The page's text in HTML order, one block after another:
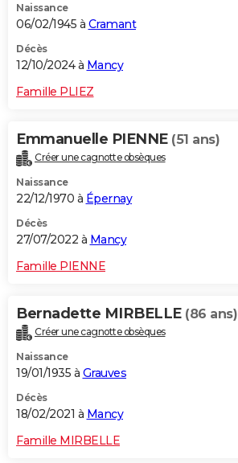
Destinations
City break
Voyage nature
Voyage de noces
Forum
Climat
+PHOTO
GUIDES D'ACHAT
Carte de Noël
Carte Bonne année
Carte Saint-Valentin
Carte Pâques
Carte d'anniversaire
DICTIONNAIRE
Dictionnaire
Biographies
Citations
Expressions
Proverbes
PROGRAMME TV
S'inscrire
Se connecter
Lycées
Collèges
Primaires
Universités
Entreprises
Service militaire
Avis de recherche
AVIS DE DÉCÈS
FORUM
Naissance
06/02/1945 à Cramant
Décès
12/10/2024 à Mancy
Famille PLIEZ
Emmanuelle PIENNE (51 ans)
Créer une cagnotte obsèques
Naissance
22/12/1970 à Épernay
Décès
27/07/2022 à Mancy
Famille PIENNE
Bernadette MIRBELLE (86 ans)
Créer une cagnotte obsèques
Naissance
19/01/1935 à Grauves
Décès
18/02/2021 à Mancy
Famille MIRBELLE